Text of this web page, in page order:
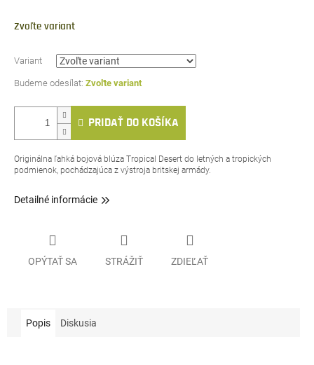
cena:
Zvoľte variant
Variant
Zvoľte variant
PRIDAŤ DO KOŠÍKA
Originálna ľahká bojová blúza Tropical Desert do letných a tropických
podmienok, pochádzajúca z výstroja britskej armády.
Detailné informácie
OPÝTAŤ SA STRÁŽIŤ ZDIEĽAŤ
Popis Diskusia